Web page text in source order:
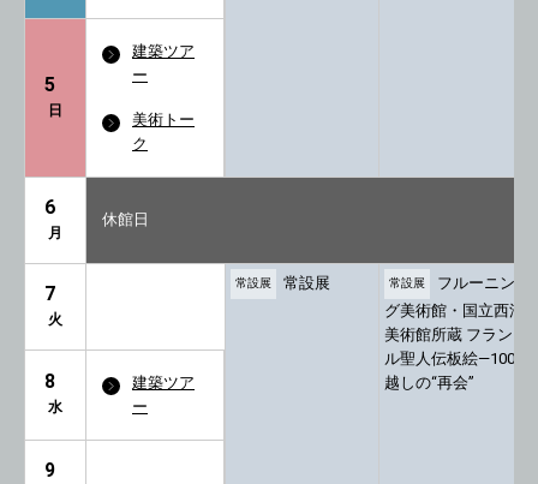
5
日
建築ツア
ー
美術トー
ク
6
月
休館日
7
火
常設展 常設展 常設展
フルーニン
グ美術館・国立西洋
美術館所蔵 フランド
ル聖人伝板絵―100年
越しの“再会”
8
水
建築ツア
ー
9